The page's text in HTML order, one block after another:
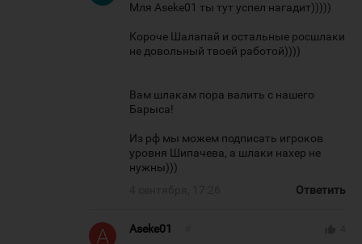
Мля Aseke01 ты тут успел нагадит)))))
Короче Шалапай и остальные росшлаки
не довольный твоей работой))))
Вам шлакам пора валить с нашего
Барыса!
Из рф мы можем подписать игроков
уровня Шипачева, а шлаки нахер не
нужны)))
Ответить
Aseke01